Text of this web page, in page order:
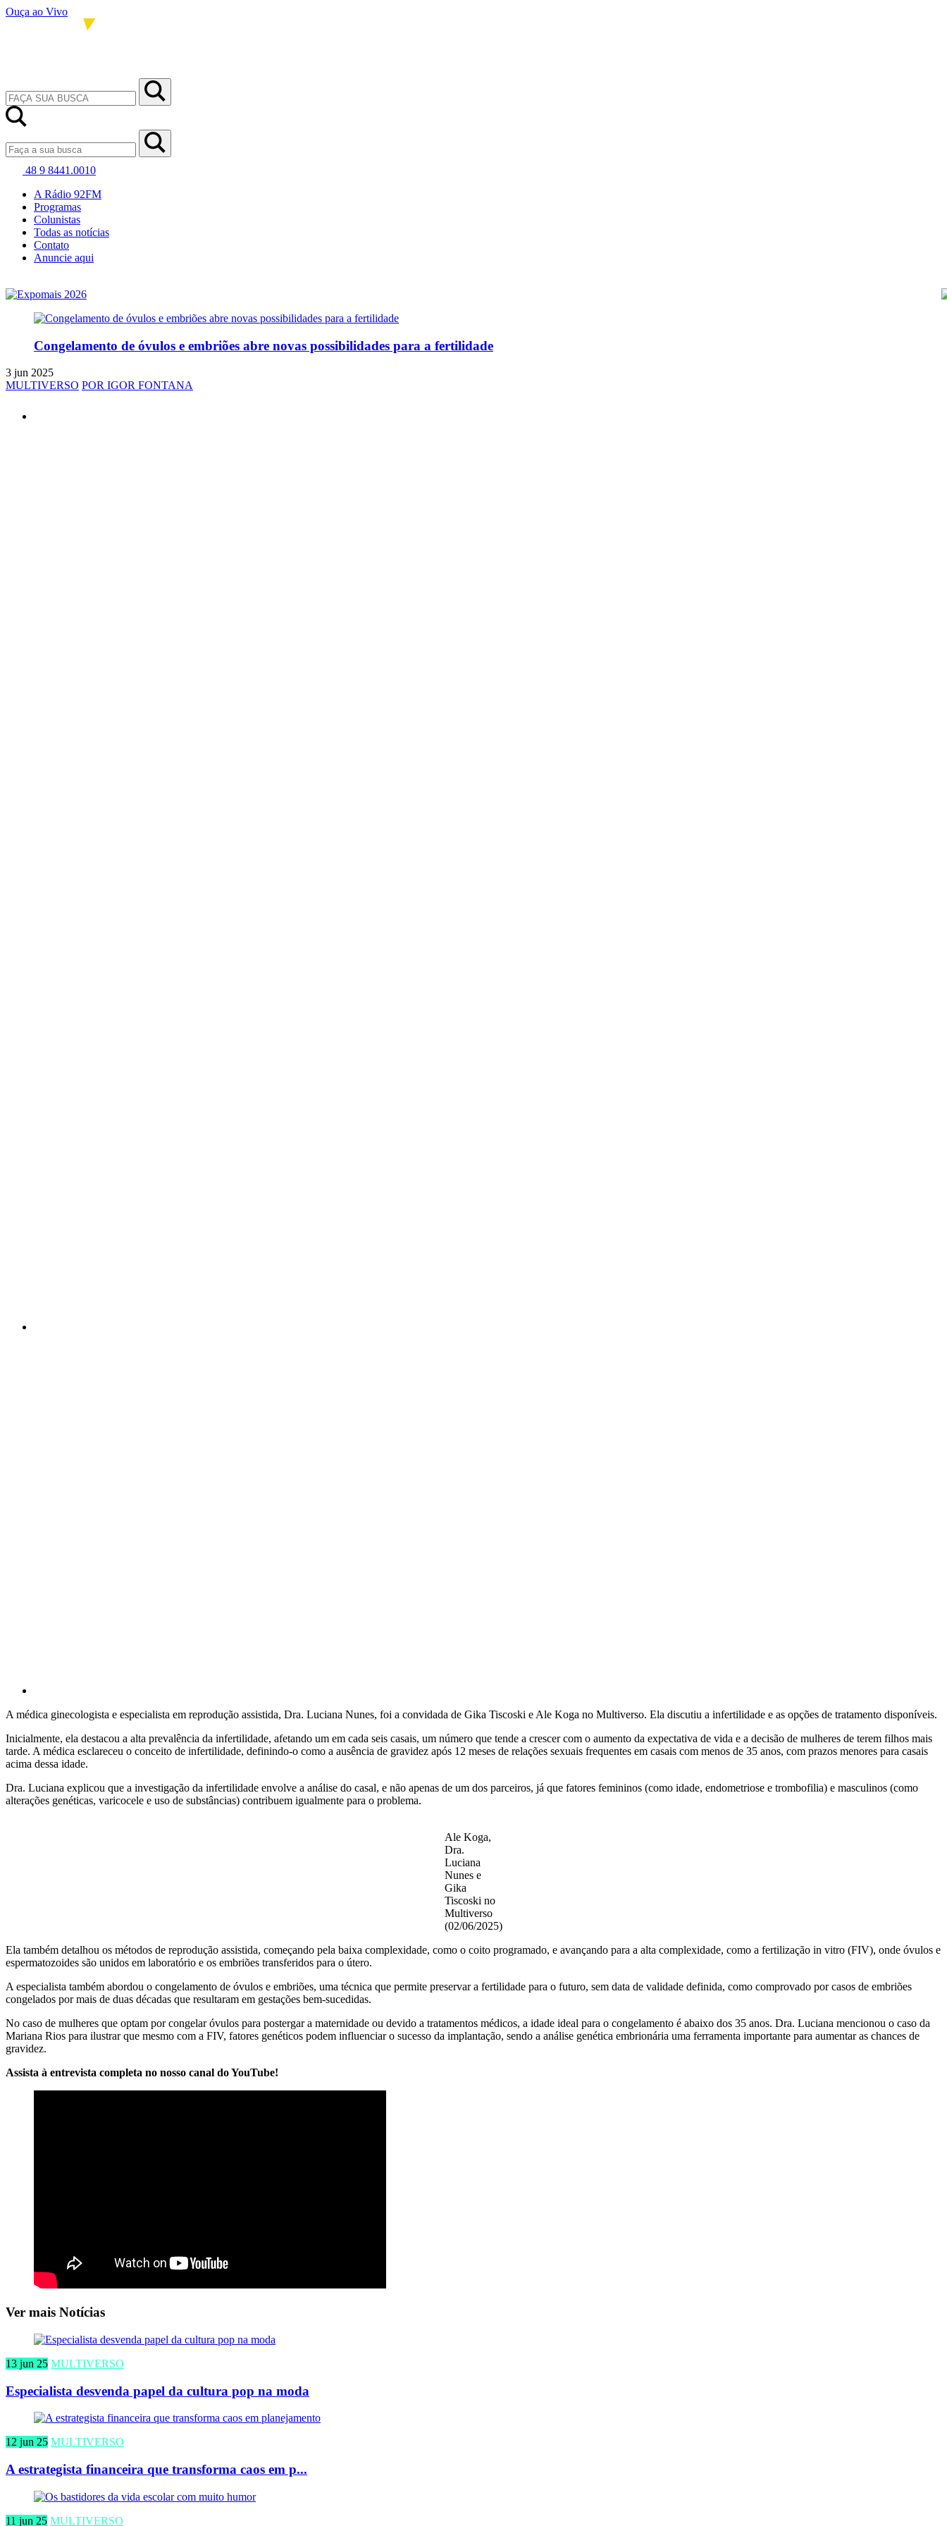
Ouça ao Vivo
48 9 8441.0010
A Rádio 92FM
Programas
Colunistas
Todas as notícias
Contato
Anuncie aqui
Congelamento de óvulos e embriões abre novas possibilidades para a fertilidade
3 jun 2025
MULTIVERSO POR IGOR FONTANA
A médica ginecologista e especialista em reprodução assistida, Dra. Luciana Nunes, foi a convidada de Gika Tiscoski e Ale Koga no Multiverso. Ela discutiu a infertilidade e as opções de tratamento disponíveis.
Inicialmente, ela destacou a alta prevalência da infertilidade, afetando um em cada seis casais, um número que tende a crescer com o aumento da expectativa de vida e a decisão de mulheres de terem filhos mais
tarde. A médica esclareceu o conceito de infertilidade, definindo-o como a ausência de gravidez após 12 meses de relações sexuais frequentes em casais com menos de 35 anos, com prazos menores para casais
acima dessa idade.
Dra. Luciana explicou que a investigação da infertilidade envolve a análise do casal, e não apenas de um dos parceiros, já que fatores femininos (como idade, endometriose e trombofilia) e masculinos (como
alterações genéticas, varicocele e uso de substâncias) contribuem igualmente para o problema.
Ale Koga,
Dra.
Luciana
Nunes e
Gika
Tiscoski no
Multiverso
(02/06/2025)
Ela também detalhou os métodos de reprodução assistida, começando pela baixa complexidade, como o coito programado, e avançando para a alta complexidade, como a fertilização in vitro (FIV), onde óvulos e
espermatozoides são unidos em laboratório e os embriões transferidos para o útero.
A especialista também abordou o congelamento de óvulos e embriões, uma técnica que permite preservar a fertilidade para o futuro, sem data de validade definida, como comprovado por casos de embriões
congelados por mais de duas décadas que resultaram em gestações bem-sucedidas.
No caso de mulheres que optam por congelar óvulos para postergar a maternidade ou devido a tratamentos médicos, a idade ideal para o congelamento é abaixo dos 35 anos. Dra. Luciana mencionou o caso da
Mariana Rios para ilustrar que mesmo com a FIV, fatores genéticos podem influenciar o sucesso da implantação, sendo a análise genética embrionária uma ferramenta importante para aumentar as chances de
gravidez.
Assista à entrevista completa no nosso canal do YouTube!
Ver mais Notícias
13 jun 25 MULTIVERSO
Especialista desvenda papel da cultura pop na moda
12 jun 25 MULTIVERSO
A estrategista financeira que transforma caos em p...
11 jun 25 MULTIVERSO